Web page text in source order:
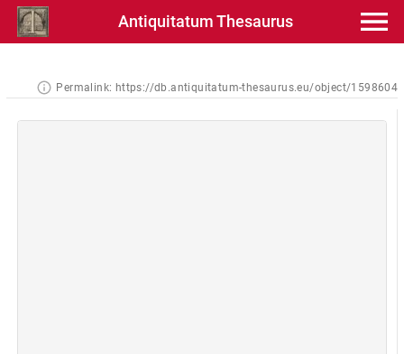
Antiquitatum Thesaurus
Permalink: https://db.antiquitatum-thesaurus.eu/object/1598604